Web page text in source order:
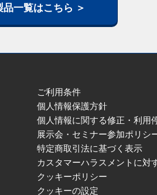
品一覧はこちら ＞
ご利用条件
個人情報保護方針
個人情報に関する修正・利用
展示会・セミナー参加ポリシ
特定商取引法に基づく表示
カスタマーハラスメントに対
クッキーポリシー
クッキーの設定